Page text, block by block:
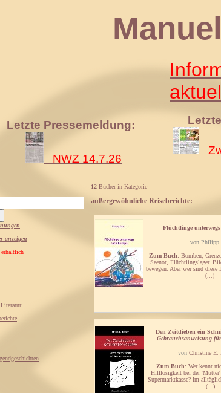
Letzte Pressemeldung:
NWZ 14.7.26
anzeigen
12 Bücher in Kategorie
außergewöhnliche Reiseberichte:
Flüchtlinge
von Philipp
Zum Buch: Bomben,
Seenot, Flüchtlingslager.
bewegen. Aber wer sind diese
(...)
Den Zeitdieben ein
Gebrauchsanweisung
von Christine E.
Zum Buch: Wer kennt
Hilflosigkeit bei der 'Mutter'
Supermarktkasse? Im
(...)